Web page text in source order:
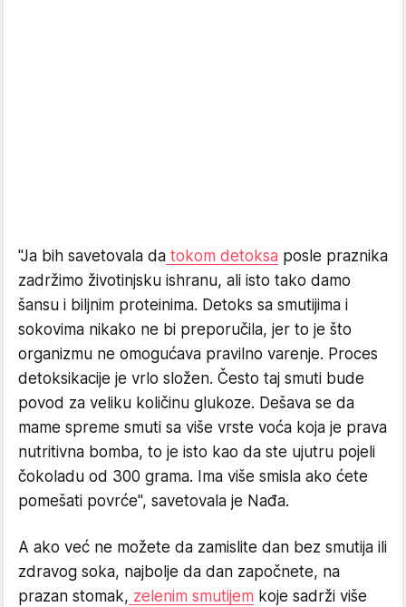
"Ja bih savetovala da tokom detoksa posle praznika
zadržimo životinjsku ishranu, ali isto tako damo
šansu i biljnim proteinima. Detoks sa smutijima i
sokovima nikako ne bi preporučila, jer to je što
organizmu ne omogućava pravilno varenje. Proces
detoksikacije je vrlo složen. Često taj smuti bude
povod za veliku količinu glukoze. Dešava se da
mame spreme smuti sa više vrste voća koja je prava
nutritivna bomba, to je isto kao da ste ujutru pojeli
čokoladu od 300 grama. Ima više smisla ako ćete
pomešati povrće", savetovala je Nađa.
A ako već ne možete da zamislite dan bez smutija ili
zdravog soka, najbolje da dan započnete, na
prazan stomak, zelenim smutijem koje sadrži više